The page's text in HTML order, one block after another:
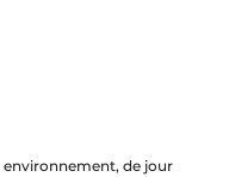
environnement, de jour